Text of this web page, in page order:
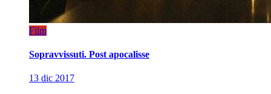
Film
Sopravvissuti. Post apocalisse
13 dic 2017